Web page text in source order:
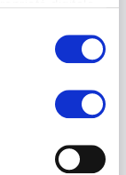
qualsiasi
facendo clic
1 giorno
Persistent